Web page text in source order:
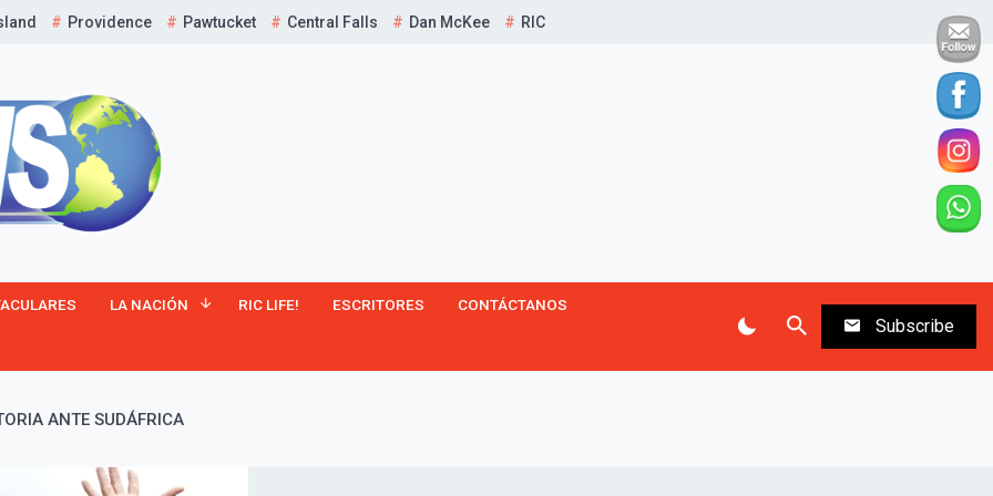
Providence Pawtucket Central Falls Dan McKee RIC
LA NACIÓN RIC LIFE! ESCRITORES CONTÁCTANOS
Subscribe
ANTE SUDÁFRICA